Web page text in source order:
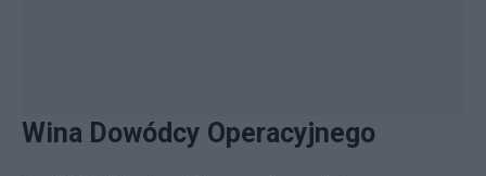
Wina Dowódcy Operacyjnego